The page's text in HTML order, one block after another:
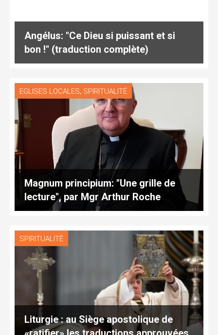
Angélus: "Ce Dieu si puissant et si
bon !" (traduction complète)
EGLISES LOCALES, SPIRITUALITÉ
Magnum principium: "Une grille de
lecture", par Mgr Arthur Roche
SPIRITUALITÉ
Liturgie : au Siège apostolique de